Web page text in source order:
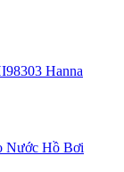
Hanna
Nước Hồ Bơi